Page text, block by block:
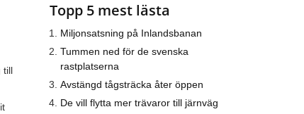
till
Topp 5 mest lästa
Miljonsatsning på Inlandsbanan
Tummen ned för de svenska
rastplatserna
Avstängd tågsträcka åter öppen
De vill flytta mer trävaror till järnväg